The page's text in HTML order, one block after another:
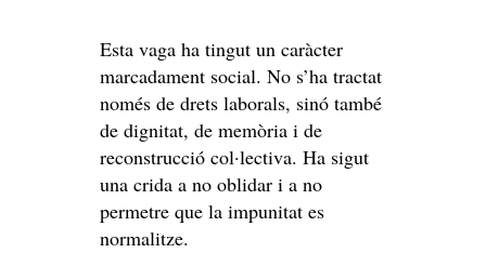
Esta vaga ha tingut un caràcter
marcadament social. No s’ha tractat
només de drets laborals, sinó també
de dignitat, de memòria i de
reconstrucció col·lectiva. Ha sigut
una crida a no oblidar i a no
permetre que la impunitat es
normalitze.